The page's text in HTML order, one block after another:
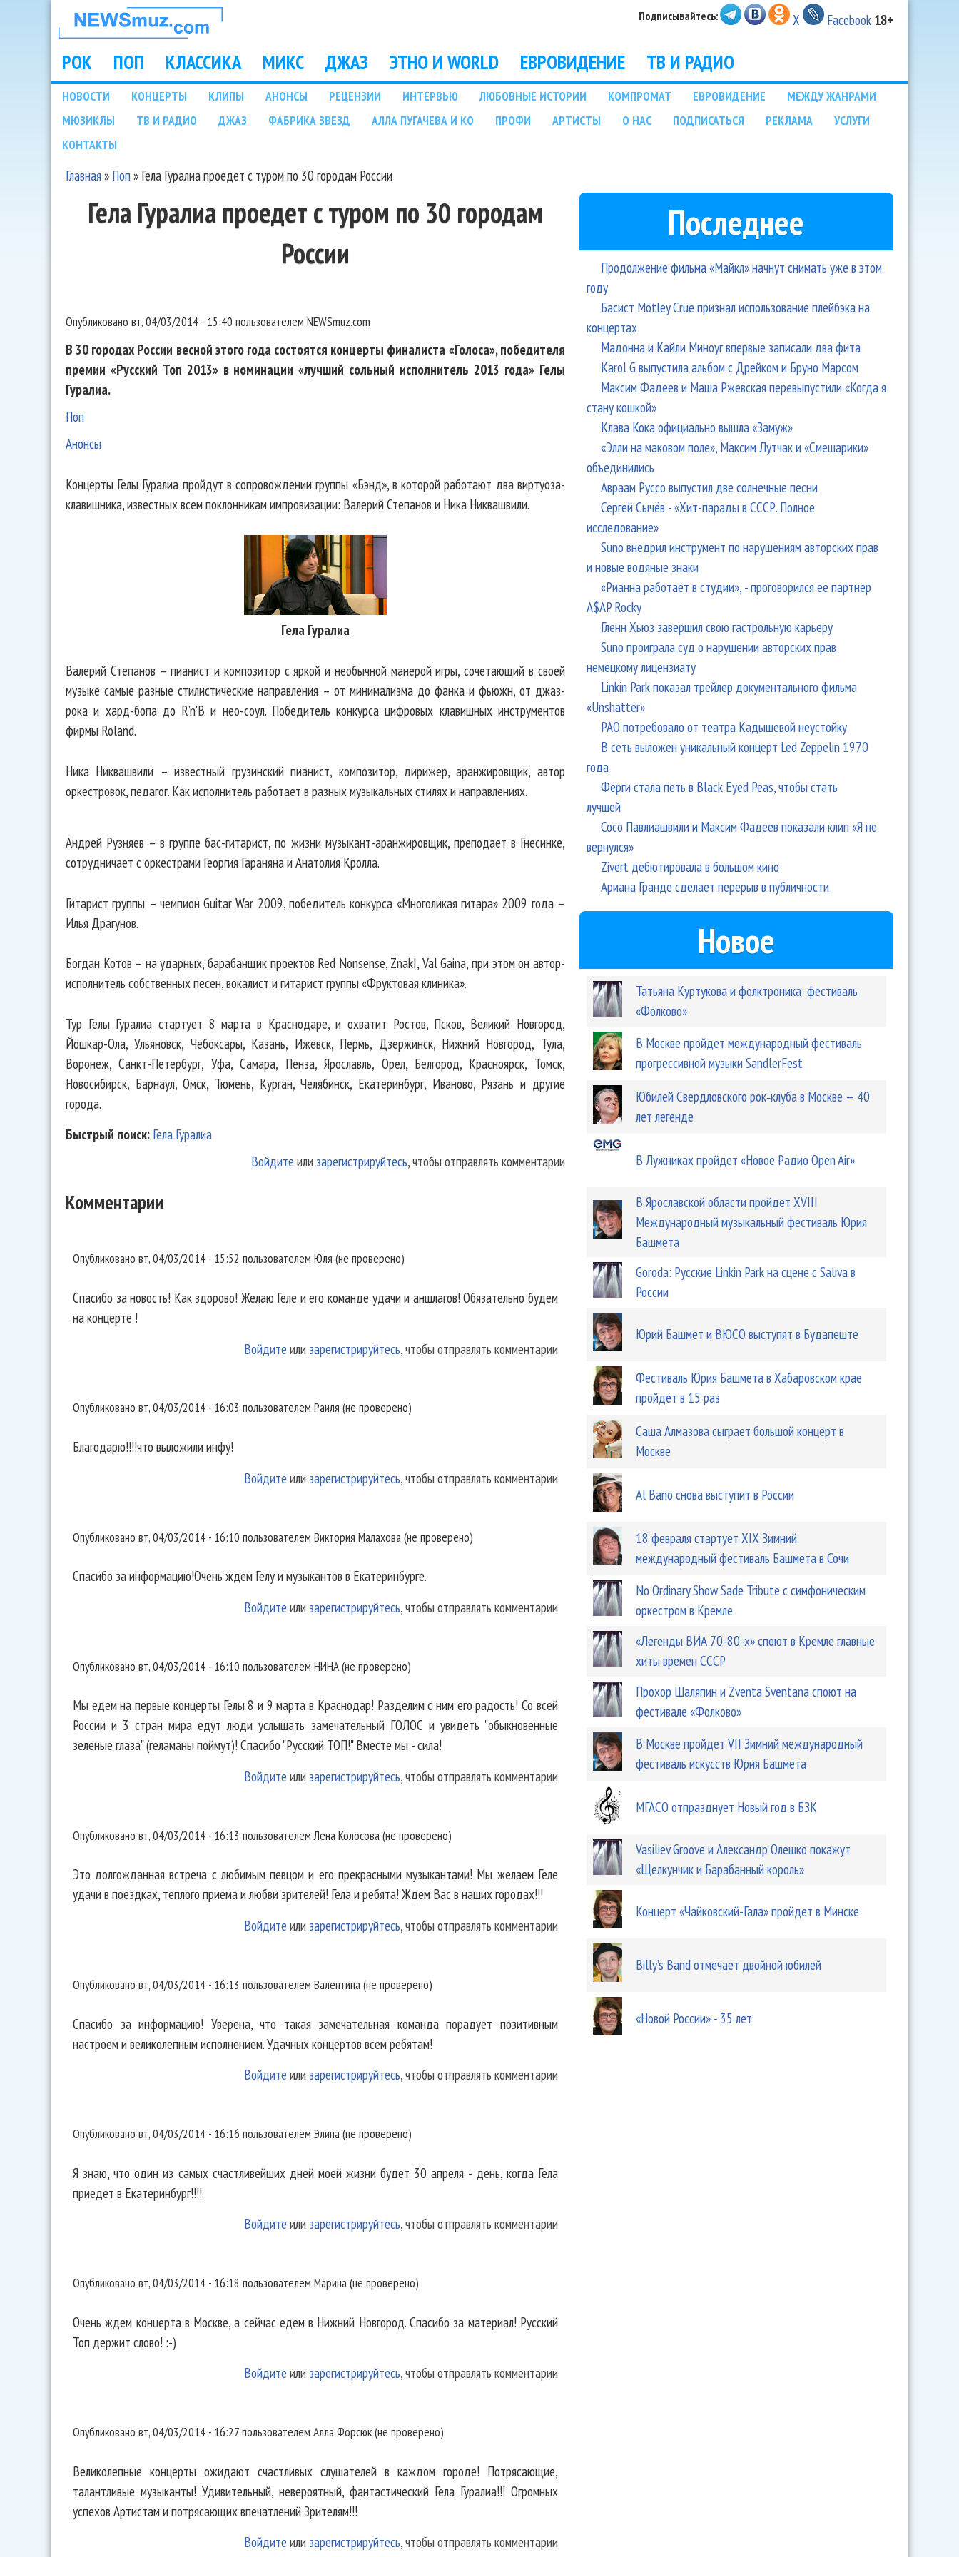
НОВОСТИ
МУЗЫКИ И
ШОУ БИЗНЕСА
NEWSMUZ.COM
Подписывайтесь: X Facebook 18+
Main menu
РОК ПОП КЛАССИКА МИКС ДЖАЗ ЭТНО И WORLD ЕВРОВИДЕНИЕ ТВ И РАДИО
Подразделы
НОВОСТИ КОНЦЕРТЫ КЛИПЫ АНОНСЫ РЕЦЕНЗИИ ИНТЕРВЬЮ ЛЮБОВНЫЕ ИСТОРИИ КОМПРОМАТ ЕВРОВИДЕНИЕ
МЕЖДУ ЖАНРАМИ
МЮЗИКЛЫ
ТВ И РАДИО ДЖАЗ ФАБРИКА ЗВЕЗД АЛЛА ПУГАЧЕВА И КО ПРОФИ АРТИСТЫ О НАС ПОДПИСАТЬСЯ РЕКЛАМА
УСЛУГИ
КОНТАКТЫ
Главная» Поп» Гела Гуралиа проедет с туром по 30 городам России
Гела Гуралиа проедет с туром по 30 городам
России
Опубликовано вт, 04/03/2014 - 15:40 пользователем NEWSmuz.com
В 30 городах России весной этого года состоятся концерты финалиста «Голоса», победителя
премии «Русский Топ 2013» в номинации «лучший сольный исполнитель 2013 года» Гелы
Гуралиа.
Поп
Анонсы
Концерты Гелы Гуралиа пройдут в сопровождении группы «Бэнд», в которой работают два виртуоза-
клавишника, известных всем поклонникам импровизации: Валерий Степанов и Ника Никвашвили.
Гела Гуралиа
Валерий Степанов – пианист и композитор с яркой и необычной манерой игры, сочетающий в своей
музыке самые разные стилистические направления – от минимализма до фанка и фьюжн, от джаз-
рока и хард-бопа до R’n'B и нео-соул. Победитель конкурса цифровых клавишных инструментов
фирмы Roland.
Ника Никвашвили – известный грузинский пианист, композитор, дирижер, аранжировщик, автор
оркестровок, педагог. Как исполнитель работает в разных музыкальных стилях и направлениях.
Андрей Рузняев – в группе бас-гитарист, по жизни музыкант-аранжировщик, преподает в Гнесинке,
сотрудничает с оркестрами Георгия Гараняна и Анатолия Кролла.
Гитарист группы – чемпион Guitar War 2009, победитель конкурса «Многоликая гитара» 2009 года –
Илья Драгунов.
Богдан Котов – на ударных, барабанщик проектов Red Nonsense, ZnakI, Val Gaina, при этом он автор-
исполнитель собственных песен, вокалист и гитарист группы «Фруктовая клиника».
Тур Гелы Гуралиа стартует 8 марта в Краснодаре, и охватит Ростов, Псков, Великий Новгород,
Йошкар-Ола, Ульяновск, Чебоксары, Казань, Ижевск, Пермь, Дзержинск, Нижний Новгород, Тула,
Воронеж, Санкт-Петербург, Уфа, Самара, Пенза, Ярославль, Орел, Белгород, Красноярск, Томск,
Новосибирск, Барнаул, Омск, Тюмень, Курган, Челябинск, Екатеринбург, Иваново, Рязань и другие
города.
Быстрый поиск: Гела Гуралиа
Войдите или зарегистрируйтесь, чтобы отправлять комментарии
Комментарии
Опубликовано вт, 04/03/2014 - 15:52 пользователем Юля (не проверено)
Спасибо за новость! Как здорово! Желаю Геле и его команде удачи и аншлагов! Обязательно будем
на концерте !
Войдите или зарегистрируйтесь, чтобы отправлять комментарии
Опубликовано вт, 04/03/2014 - 16:03 пользователем Раиля (не проверено)
Благодарю!!!!что выложили инфу!
Войдите или зарегистрируйтесь, чтобы отправлять комментарии
Опубликовано вт, 04/03/2014 - 16:10 пользователем Виктория Малахова (не проверено)
Спасибо за информацию!Очень ждем Гелу и музыкантов в Екатеринбурге.
Войдите или зарегистрируйтесь, чтобы отправлять комментарии
Опубликовано вт, 04/03/2014 - 16:10 пользователем НИНА (не проверено)
Мы едем на первые концерты Гелы 8 и 9 марта в Краснодар! Разделим с ним его радость! Со всей
России и 3 стран мира едут люди услышать замечательный ГОЛОС и увидеть "обыкновенные
зеленые глаза" (геламаны поймут)! Спасибо "Русский ТОП!" Вместе мы - сила!
Войдите или зарегистрируйтесь, чтобы отправлять комментарии
Опубликовано вт, 04/03/2014 - 16:13 пользователемЛена Колосова (не проверено)
Это долгожданная встреча с любимым певцом и его прекрасными музыкантами! Мы желаем Геле
удачи в поездках, теплого приема и любви зрителей! Гела и ребята! Ждем Вас в наших городах!!!
Войдите или зарегистрируйтесь, чтобы отправлять комментарии
Опубликовано вт, 04/03/2014 - 16:13 пользователем Валентина (не проверено)
Спасибо за информацию! Уверена, что такая замечательная команда порадует позитивным
настроем и великолепным исполнением. Удачных концертов всем ребятам!
Войдите или зарегистрируйтесь, чтобы отправлять комментарии
Опубликовано вт, 04/03/2014 - 16:16 пользователем Элина (не проверено)
Я знаю, что один из самых счастливейших дней моей жизни будет 30 апреля - день, когда Гела
приедет в Екатеринбург!!!!
Войдите или зарегистрируйтесь, чтобы отправлять комментарии
Опубликовано вт, 04/03/2014 - 16:18 пользователем Марина (не проверено)
Очень ждем концерта в Москве, а сейчас едем в Нижний Новгород. Спасибо за материал! Русский
Топ держит слово! :-)
Войдите или зарегистрируйтесь, чтобы отправлять комментарии
Опубликовано вт, 04/03/2014 - 16:27пользователем Алла Форсюк (не проверено)
Великолепные концерты ожидают счастливых слушателей в каждом городе! Потрясающие,
талантливые музыканты! Удивительный, невероятный, фантастический Гела Гуралиа!!! Огромных
успехов Артистам и потрясающих впечатлений Зрителям!!!
Войдите или зарегистрируйтесь, чтобы отправлять комментарии
Последнее
Продолжение фильма «Майкл» начнут снимать уже в этом
году
Басист Mötley Crüe признал использование плейбэка на
концертах
Мадонна и Кайли Миноуг впервые записали два фита
Karol G выпустила альбом с Дрейком и Бруно Марсом
Максим Фадеев и Маша Ржевская перевыпустили «Когда я
стану кошкой»
Клава Кока официально вышла «Замуж»
«Элли на маковом поле», Максим Лутчак и «Смешарики»
объединились
Авраам Руссо выпустил две солнечные песни
Сергей Сычёв - «Хит-парады в СССР. Полное
исследование»
Suno внедрил инструмент по нарушениям авторских прав
и новые водяные знаки
«Рианна работает в студии», - проговорился ее партнер
A$AP Rocky
Гленн Хьюз завершил свою гастрольную карьеру
Suno проиграла суд о нарушении авторских прав
немецкому лицензиату
Linkin Park показал трейлер документального фильма
«Unshatter»
РАО потребовало от театра Кадышевой неустойку
В сеть выложен уникальный концерт Led Zeppelin 1970
года
Ферги стала петь в Black Eyed Peas, чтобы стать
лучшей
Сосо Павлиашвили и Максим Фадеев показали клип «Я не
вернулся»
Zivert дебютировала в большом кино
Ариана Гранде сделает перерыв в публичности
Новое
Татьяна Куртукова и фолктроника: фестиваль
«Фолково»
В Москве пройдет международный фестиваль
прогрессивной музыки SandlerFest
Юбилей Свердловского рок‑клуба в Москве — 40
лет легенде
В Лужниках пройдет «Новое Радио Open Air»
В Ярославской области пройдет XVIII
Международный музыкальный фестиваль Юрия
Башмета
Goroda: Русские Linkin Park на сцене с Saliva в
России
Юрий Башмет и ВЮСО выступят в Будапеште
Фестиваль Юрия Башмета в Хабаровском крае
пройдет в 15 раз
Саша Алмазова сыграет большой концерт в
Москве
Al Bano снова выступит в России
18 февраля стартует XIX Зимний
международный фестиваль Башмета в Сочи
No Ordinary Show Sade Tribute с симфоническим
оркестром в Кремле
«Легенды ВИА 70-80-х» споют в Кремле главные
хиты времен СССР
Прохор Шаляпин и Zventa Sventana споют на
фестивале «Фолково»
В Москве пройдет VII Зимний международный
фестиваль искусств Юрия Башмета
МГАСО отпразднует Новый год в БЗК
Vasiliev Groove и Александр Олешко покажут
«Щелкунчик и Барабанный король»
Концерт «Чайковский-Гала» пройдет в Минске
Billy’s Band отмечает двойной юбилей
«Новой России» - 35 лет